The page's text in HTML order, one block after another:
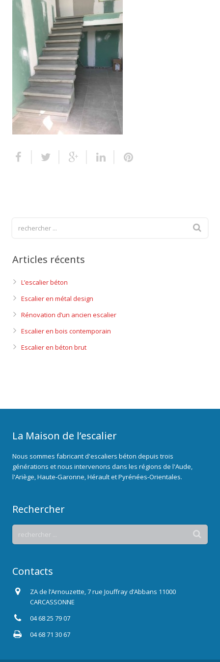
Escalier extérieur
Finitions pour escalier
Articles récents
L’escalier béton
Escalier en métal design
Rénovation d’un ancien escalier
Escalier en bois contemporain
Escalier en béton brut
La Maison de l’escalier
Nous sommes fabricant d'escaliers béton depuis trois
générations et nous intervenons dans les régions de l'Aude,
l'Ariège, Haute-Garonne, Hérault et Pyrénées-Orientales.
Rechercher
Contacts
ZA de l’Arnouzette, 7 rue Jouffray d’Abbans 11000
CARCASSONNE
04 68 25 79 07
04 68 71 30 67